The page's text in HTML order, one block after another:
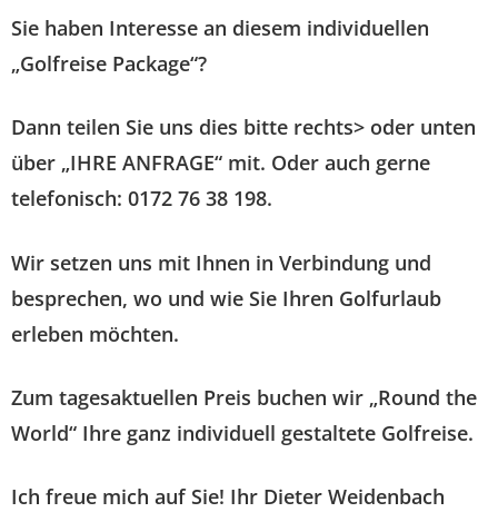
Sie haben Interesse an diesem individuellen
„Golfreise Package“?
Dann teilen Sie uns dies bitte rechts> oder unten
über „IHRE ANFRAGE“ mit. Oder auch gerne
telefonisch: 0172 76 38 198.
Wir setzen uns mit Ihnen in Verbindung und
besprechen, wo und wie Sie Ihren Golfurlaub
erleben möchten.
Zum tagesaktuellen Preis buchen wir „Round the
World“ Ihre ganz individuell gestaltete Golfreise.
Ich freue mich auf Sie! Ihr Dieter Weidenbach